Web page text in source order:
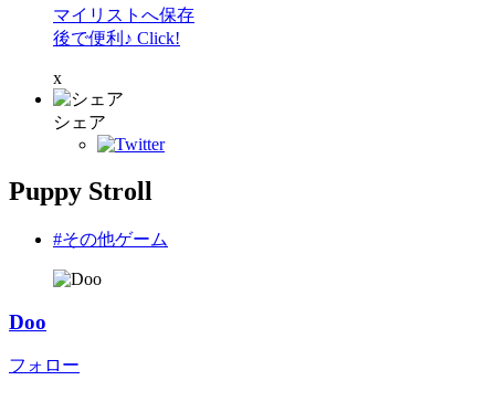
マイリストへ保存
後で便利♪ Click!
x
シェア
Puppy Stroll
#その他ゲーム
Doo
フォロー